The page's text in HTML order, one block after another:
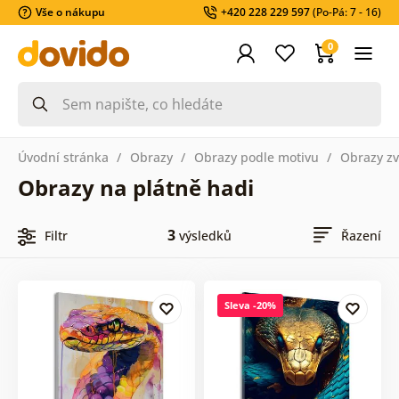
Vše o nákupu +420 228 229 597(Po-Pá: 7 - 16)
0
Úvodní stránka Obrazy Obrazy podle motivu Obrazy
Obrazy na plátně hadi
Filtr 3 výsledků Řazení
Sleva -20%